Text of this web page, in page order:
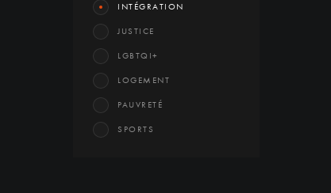
INTÉGRATION
JUSTICE
LGBTQI+
LOGEMENT
PAUVRETÉ
SPORTS